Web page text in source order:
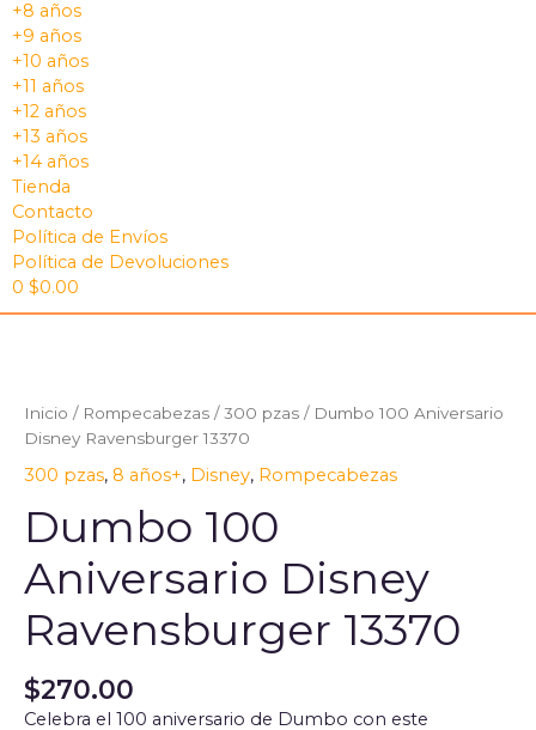
+8 años
+9 años
+10 años
+11 años
+12 años
+13 años
+14 años
Tienda
Contacto
Política de Envíos
Política de Devoluciones
0 $0.00
Inicio / Rompecabezas /300 pzas / Dumbo 100 Aniversario
Disney Ravensburger 13370
300 pzas, 8 años+, Disney, Rompecabezas
Dumbo 100
Aniversario Disney
Ravensburger 13370
$270.00
Celebra el 100 aniversario de Dumbo con este